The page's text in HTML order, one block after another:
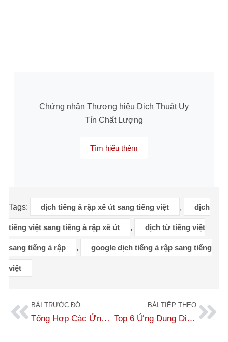
Chứng nhận Thương hiệu Dịch Thuật Uy
Tín Chất Lượng
Tìm hiểu thêm
Tags: dịch tiếng ả rập xê út sang tiếng việt , dịch
tiếng việt sang tiếng ả rập xê út , dịch từ tiếng việt
sang tiếng ả rập , google dịch tiếng ả rập sang tiếng
việt
BÀI TRƯỚC ĐÓ
Tổng Hợp Các Ứng Dụng Dịch Tiếng Việt Sang Tiếng Malaysia Tốt Nhất
BÀI TIẾP THEO
Top 6 Ứng Dụng Dịch Tiếng Rumani Sang Tiếng Việt Miễn Phí, Chuẩn Xác